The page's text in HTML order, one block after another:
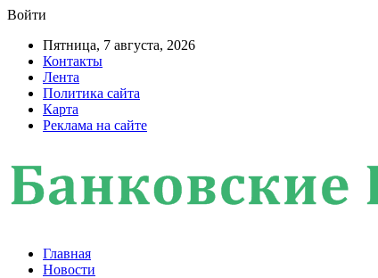
Войти
Пятница, 7 августа, 2026
Контакты
Лента
Политика сайта
Карта
Реклама на сайте
Главная
Новости